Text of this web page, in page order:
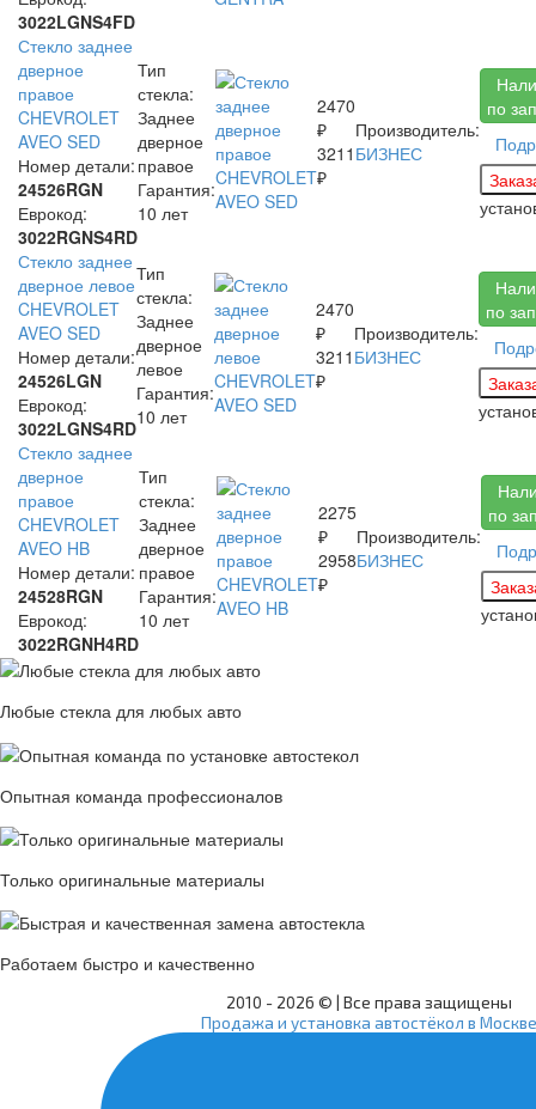
3022LGNS4FD
Стекло заднее
дверное
правое
CHEVROLET
AVEO SED
Номер детали:
24526RGN
Еврокод:
3022RGNS4RD
Тип
стекла:
Заднее
дверное
правое
Гарантия:
10 лет
2470
₽
3211
₽
Производитель:
БИЗНЕС
по
Стекло заднее
дверное левое
CHEVROLET
AVEO SED
Номер детали:
24526LGN
Еврокод:
3022LGNS4RD
Тип
стекла:
Заднее
дверное
левое
Гарантия:
10 лет
2470
₽
3211
₽
Производитель:
БИЗНЕС
по
Стекло заднее
дверное
правое
CHEVROLET
AVEO HB
Номер детали:
24528RGN
Еврокод:
3022RGNH4RD
Тип
стекла:
Заднее
дверное
правое
Гарантия:
10 лет
2275
₽
2958
₽
Производитель:
БИЗНЕС
по
Любые стекла для любых авто
Опытная команда профессионалов
Только оригинальные материалы
Работаем быстро и качественно
2010 - 2026 © | Все права защищены
Продажа и установка автостёкол в Москве